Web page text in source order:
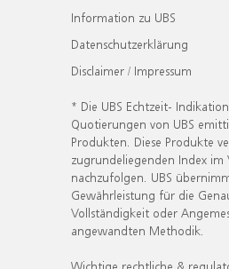
Information zu UBS
Datenschutzerklärung
Disclaimer / Impressum
* Die UBS Echtzeit-
Quotierungen von UBS
Produkten. Diese Produkte
zugrundeliegenden Index im
nachzufolgen. UBS
Gewährleistung für die
Vollständigkeit oder
angewandten Methodik.